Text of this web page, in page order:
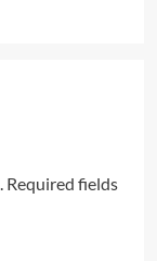
Required fields